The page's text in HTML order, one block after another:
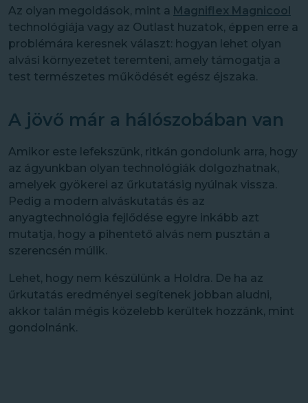
Az olyan megoldások, mint a Magniflex Magnicool
technológiája vagy az Outlast huzatok, éppen erre a
problémára keresnek választ: hogyan lehet olyan
alvási környezetet teremteni, amely támogatja a
test természetes működését egész éjszaka.
A jövő már a hálószobában van
Amikor este lefekszünk, ritkán gondolunk arra, hogy
az ágyunkban olyan technológiák dolgozhatnak,
amelyek gyökerei az űrkutatásig nyúlnak vissza.
Pedig a modern alváskutatás és az
anyagtechnológia fejlődése egyre inkább azt
mutatja, hogy a pihentető alvás nem pusztán a
szerencsén múlik.
Lehet, hogy nem készülünk a Holdra. De ha az
űrkutatás eredményei segítenek jobban aludni,
akkor talán mégis közelebb kerültek hozzánk, mint
gondolnánk.